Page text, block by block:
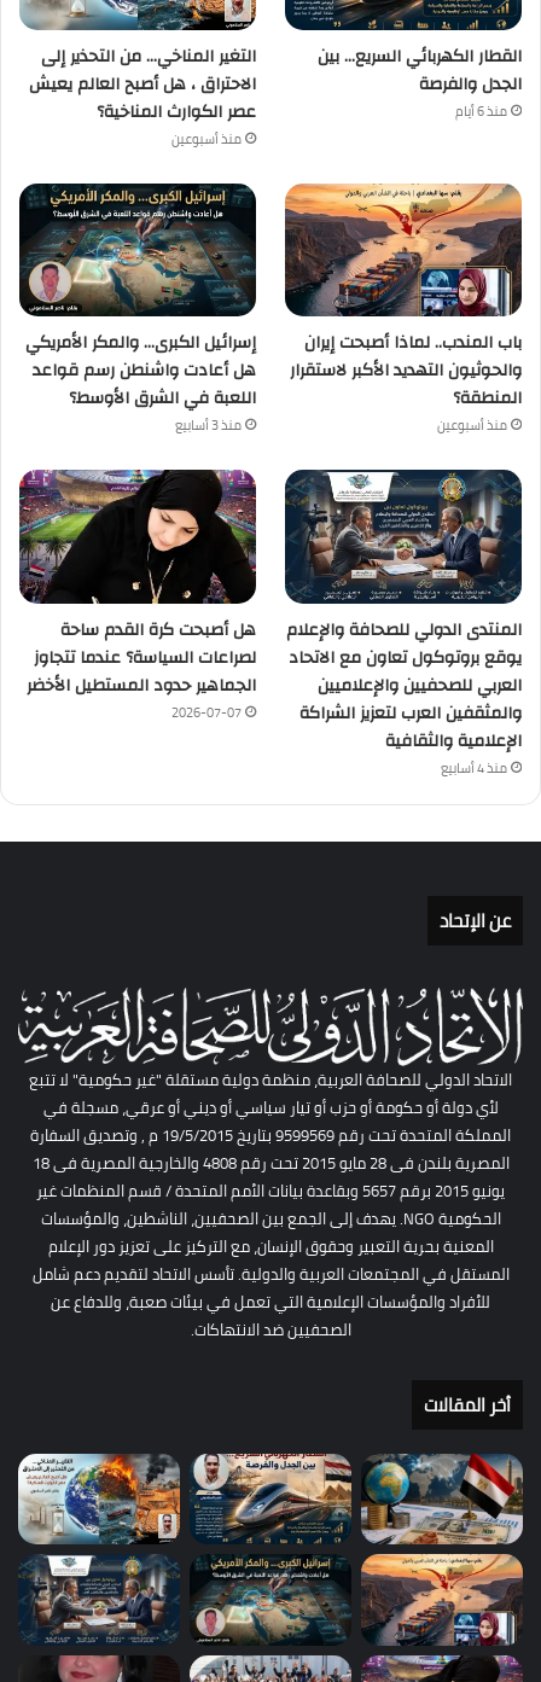
القطار الكهربائي السريع… بين
الجدل والفرصة
منذ 6 أيام
التغير المناخي… من التحذير إلى
الاحتراق ، هل أصبح العالم يعيش
عصر الكوارث المناخية؟
منذ أسبوعين
باب المندب.. لماذا أصبحت إيران
والحوثيون التهديد الأكبر لاستقرار
المنطقة؟
منذ أسبوعين
إسرائيل الكبرى… والمكر الأمريكي
هل أعادت واشنطن رسم قواعد
اللعبة في الشرق الأوسط؟
منذ 3 أسابيع
المنتدى الدولي للصحافة والإعلام
يوقع بروتوكول تعاون مع الاتحاد
العربي للصحفيين والإعلاميين
والمثقفين العرب لتعزيز الشراكة
الإعلامية والثقافية
منذ 4 أسابيع
هل أصبحت كرة القدم ساحة
لصراعات السياسة؟ عندما تتجاوز
الجماهير حدود المستطيل الأخضر
2026-07-07
عن الإتحاد
الاتحاد الدولي للصحافة العربية، منظمة دولية مستقلة "غير حكومية" لا تتبع
لأي دولة أو حكومة أو حزب أو تيار سياسي أو ديني أو عرقي، مسجلة في
المملكة المتحدة تحت رقم 9599569 بتاريخ 19/5/2015 م , وتصديق السفارة
المصرية بلندن فى 28 مايو 2015 تحت رقم 4808 والخارجية المصرية فى 18
يونيو 2015 برقم 5657 وبقاعدة بيانات الأمم المتحدة / قسم المنظمات غير
الحكومية NGO. يهدف إلى الجمع بين الصحفيين، الناشطين، والمؤسسات
المعنية بحرية التعبير وحقوق الإنسان، مع التركيز على تعزيز دور الإعلام
المستقل في المجتمعات العربية والدولية. تأسس الاتحاد لتقديم دعم شامل
للأفراد والمؤسسات الإعلامية التي تعمل في بيئات صعبة، وللدفاع عن
الصحفيين ضد الانتهاكات.
أخر المقالات